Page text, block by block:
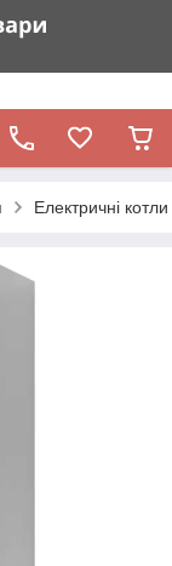
Електричні котли